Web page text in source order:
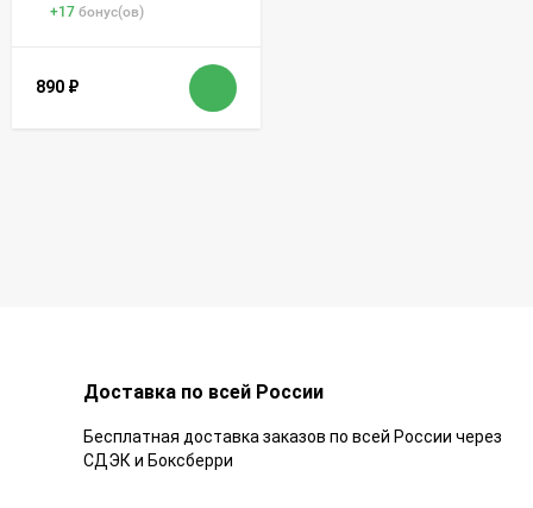
+17 бонус(ов)
890 ₽
Доставка по всей России
Бесплатная доставка заказов по всей России через
СДЭК и Боксберри